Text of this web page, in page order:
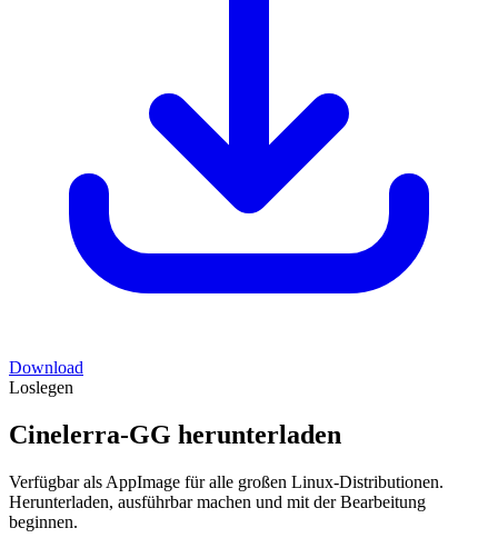
Download
Loslegen
Cinelerra-GG herunterladen
Verfügbar als AppImage für alle großen Linux-Distributionen.
Herunterladen, ausführbar machen und mit der Bearbeitung
beginnen.